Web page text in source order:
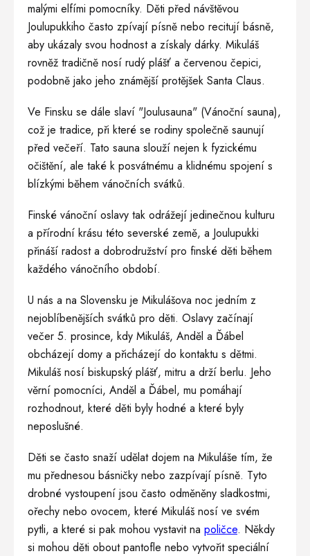
malými elfími pomocníky. Děti před návštěvou
Joulupukkiho často zpívají písně nebo recitují básně,
aby ukázaly svou hodnost a získaly dárky. Mikuláš
rovněž tradičně nosí rudý plášť a červenou čepici,
podobně jako jeho známější protějšek Santa Claus.
Ve Finsku se dále slaví "Joulusauna" (Vánoční sauna),
což je tradice, při které se rodiny společně saunují
před večeří. Tato sauna slouží nejen k fyzickému
očištění, ale také k posvátnému a klidnému spojení s
blízkými během vánočních svátků.
Finské vánoční oslavy tak odrážejí jedinečnou kulturu
a přírodní krásu této severské země, a Joulupukki
přináší radost a dobrodružství pro finské děti během
každého vánočního období.
U nás a na Slovensku je Mikulášova noc jedním z
nejoblíbenějších svátků pro děti. Oslavy začínají
večer 5. prosince, kdy Mikuláš, Anděl a Ďábel
obcházejí domy a přicházejí do kontaktu s dětmi.
Mikuláš nosí biskupský plášť, mitru a drží berlu. Jeho
věrní pomocníci, Anděl a Ďábel, mu pomáhají
rozhodnout, které děti byly hodné a které byly
neposlušné.
Děti se často snaží udělat dojem na Mikuláše tím, že
mu přednesou básničky nebo zazpívají písně. Tyto
drobné vystoupení jsou často odměněny sladkostmi,
ořechy nebo ovocem, které Mikuláš nosí ve svém
pytli, a které si pak mohou vystavit na poličce. Někdy
si mohou děti obout pantofle nebo vytvořit speciální